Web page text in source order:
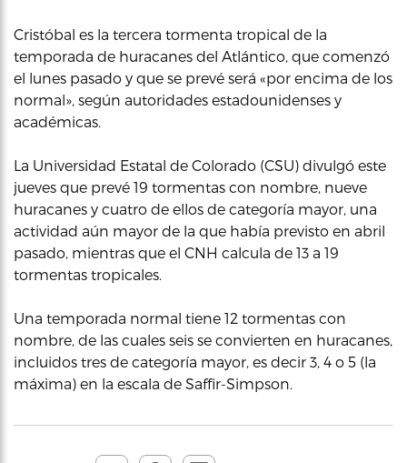
Cristóbal es la tercera tormenta tropical de la
temporada de huracanes del Atlántico, que comenzó
el lunes pasado y que se prevé será «por encima de los
normal», según autoridades estadounidenses y
académicas.
La Universidad Estatal de Colorado (CSU) divulgó este
jueves que prevé 19 tormentas con nombre, nueve
huracanes y cuatro de ellos de categoría mayor, una
actividad aún mayor de la que había previsto en abril
pasado, mientras que el CNH calcula de 13 a 19
tormentas tropicales.
Una temporada normal tiene 12 tormentas con
nombre, de las cuales seis se convierten en huracanes,
incluidos tres de categoría mayor, es decir 3, 4 o 5 (la
máxima) en la escala de Saffir-Simpson.